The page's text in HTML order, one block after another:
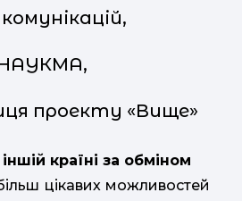
НАУКМА,
проекту «Вище»
країні за обміном
цікавих можливостей